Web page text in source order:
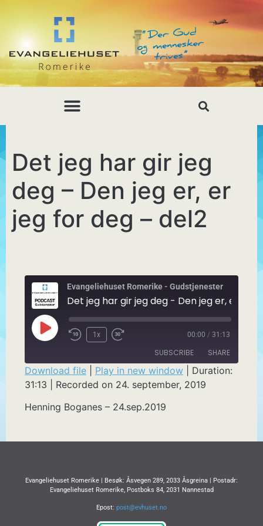
Det jeg har gir jeg
deg – Den jeg er, er
jeg for deg – del2
Evangeliehuset Romerike - Gudstjenester
1x 00:00 / 31:13
SUBSCRIBE SHARE
SHARE
LINK
Download file Play in new window
Duration:
31:13
Recorded on 24. september, 2019
Henning Boganes – 24.sep.2019
Evangeliehuset Romerike | Besøk: Åsvegen 289, 2033 Åsgreina | Postadr:
Evangeliehuset Romerike, Postboks 84, 2031 Nannestad
Epost: post@evhuset.no